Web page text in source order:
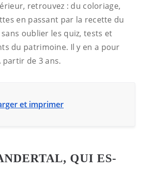
retrouvez : du coloriage,
en passant par la recette du
oublier les quiz, tests et
du patrimoine. Il y en a pour
partir de 3 ans.
et imprimer
QUI ES-